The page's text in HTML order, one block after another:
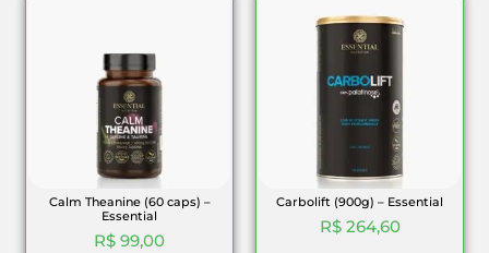
Calm Theanine (60 caps) –
Essential
R$ 99,00
Carbolift (900g) – Essential
R$264,60